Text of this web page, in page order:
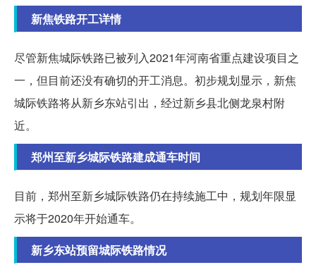
新焦铁路开工详情
尽管新焦城际铁路已被列入2021年河南省重点建设项目之
一，但目前还没有确切的开工消息。初步规划显示，新焦
城际铁路将从新乡东站引出，经过新乡县北侧龙泉村附
近。
郑州至新乡城际铁路建成通车时间
目前，郑州至新乡城际铁路仍在持续施工中，规划年限显
示将于2020年开始通车。
新乡东站预留城际铁路情况